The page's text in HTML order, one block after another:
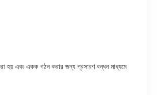
হয় এবং একক গঠন করার জন্য প্রসারণ বন্ধন মাধ্যমে